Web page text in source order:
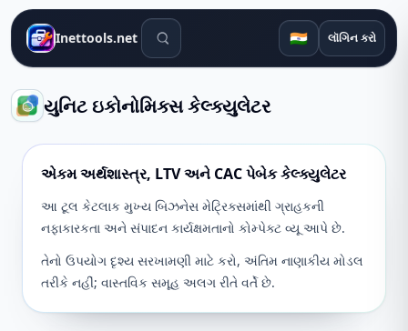
Inettools.net શોધ સાધનો 🇮🇳 લૉગિન કરો
યુનિટ ઇકોનોમિક્સ કેલ્ક્યુલેટર
એકમ અર્થશાસ્ત્ર, LTV અને CAC પેબેક કેલ્ક્યુલેટર
આ ટૂલ કેટલાક મુખ્ય બિઝનેસ મેટ્રિક્સમાંથી ગ્રાહકની
નફાકારકતા અને સંપાદન કાર્યક્ષમતાનો કોમ્પેક્ટ વ્યૂ આપે છે.
તેનો ઉપયોગ દૃશ્ય સરખામણી માટે કરો, અંતિમ નાણાકીય મોડલ
તરીકે નહીં; વાસ્તવિક સમૂહ અલગ રીતે વર્તે છે.